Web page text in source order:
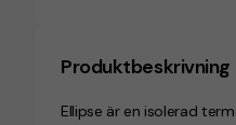
Produktbeskrivning
Ellipse är en isolerad